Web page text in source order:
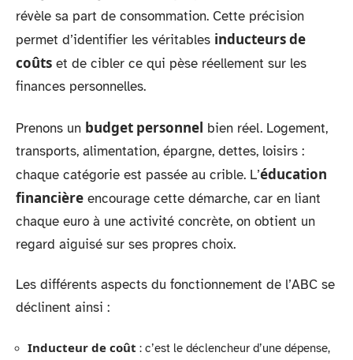
révèle sa part de consommation. Cette précision
permet d’identifier les véritables inducteurs de
coûts et de cibler ce qui pèse réellement sur les
finances personnelles.
Prenons un budget personnel bien réel. Logement,
transports, alimentation, épargne, dettes, loisirs :
chaque catégorie est passée au crible. L’éducation
financière encourage cette démarche, car en liant
chaque euro à une activité concrète, on obtient un
regard aiguisé sur ses propres choix.
Les différents aspects du fonctionnement de l’ABC se
déclinent ainsi :
Inducteur de coût : c’est le déclencheur d’une dépense,